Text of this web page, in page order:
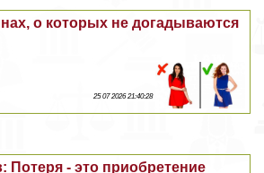
о которых не догадываются
25 07 2026 21:40:28
Потеря - это приобретение